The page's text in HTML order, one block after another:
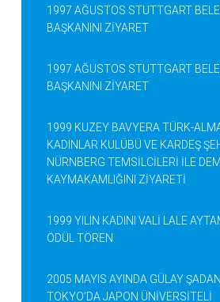
1997 AĞUSTOS STUTTGART
BAŞKANINI ZİYARET
1997 AĞUSTOS STUTTGART
BAŞKANINI ZİYARET
1999 KUZEY BAVYERA TÜRK-
KADINLAR KULÜBÜ VE KARDEŞ
NÜRNBERG TEMSİLCİLERİ İLE
KAYMAKAMLIĞINI ZİYARETİ
1999 YILIN KADINI VALİ LALE
ÖDÜL TÖREN
2005 MAYIS AYINDA GÜLAY ŞADAN
TOKYO’DA JAPON ÜNİVERSİTELİ